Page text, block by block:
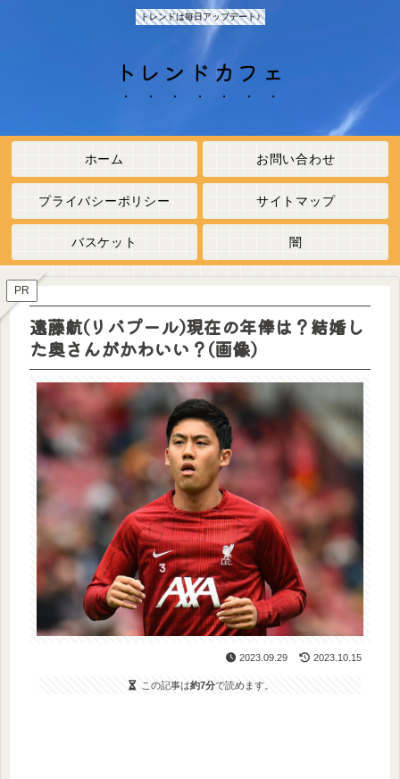
トレンドは毎日アップデート♪
トレンドカフェ
ホーム お問い合わせ
プライバシーポリシー サイトマップ
バスケット 闇
PR
遠藤航(リバプール)現在の年俸は？結婚し
た奥さんがかわいい？(画像)
2023.09.29 2023.10.15
この記事は約7分で読めます。